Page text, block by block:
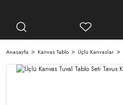
Anasayfa Kanvas Tablo Üçlü Kanvaslar